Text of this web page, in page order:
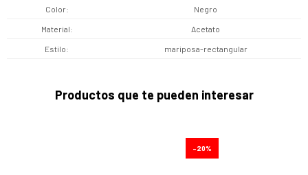
Color Negro
Material Acetato
Estilo mariposa-rectangular
Productos que te pueden interesar
20